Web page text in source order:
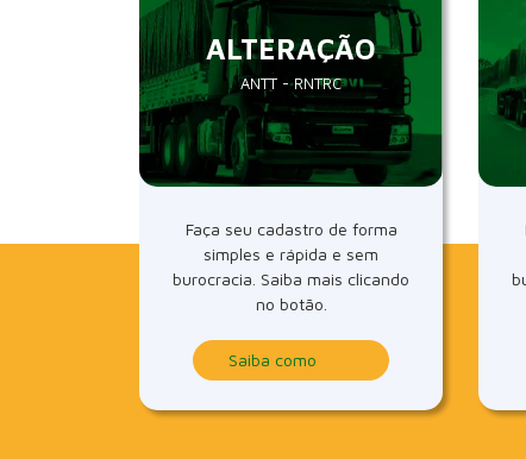
ALTERAÇÃO
ANTT - RNTRC
Faça seu cadastro de forma
simples e rápida e sem
burocracia. Saiba mais clicando
no botão.
Saiba como